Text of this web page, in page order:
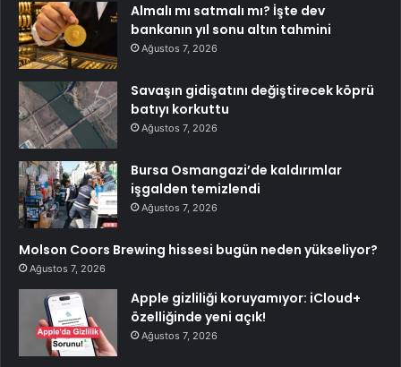
Almalı mı satmalı mı? İşte dev
bankanın yıl sonu altın tahmini
Ağustos 7, 2026
Savaşın gidişatını değiştirecek köprü
batıyı korkuttu
Ağustos 7, 2026
Bursa Osmangazi’de kaldırımlar
işgalden temizlendi
Ağustos 7, 2026
Molson Coors Brewing hissesi bugün neden yükseliyor?
Ağustos 7, 2026
Apple gizliliği koruyamıyor: iCloud+
özelliğinde yeni açık!
Ağustos 7, 2026